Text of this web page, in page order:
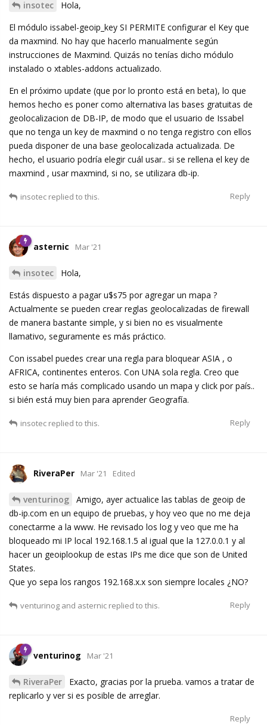
insotec
Hola,
El módulo issabel-geoip_key SI PERMITE configurar el Key que
da maxmind. No hay que hacerlo manualmente según
instrucciones de Maxmind. Quizás no tenías dicho módulo
instalado o xtables-addons actualizado.
En el próximo update (que por lo pronto está en beta), lo que
hemos hecho es poner como alternativa las bases gratuitas de
geolocalizacion de DB-IP, de modo que el usuario de Issabel
que no tenga un key de maxmind o no tenga registro con ellos
pueda disponer de una base geolocalizada actualizada. De
hecho, el usuario podría elegir cuál usar.. si se rellena el key de
maxmind , usar maxmind, si no, se utilizara db-ip.
Reply
insotec replied to this.
asternic Mar '21
insotec
Hola,
Estás dispuesto a pagar u$s75 por agregar un mapa ?
Actualmente se pueden crear reglas geolocalizadas de firewall
de manera bastante simple, y si bien no es visualmente
llamativo, seguramente es más práctico.
Con issabel puedes crear una regla para bloquear ASIA , o
AFRICA, continentes enteros. Con UNA sola regla. Creo que
esto se haría más complicado usando un mapa y click por país..
si bién está muy bien para aprender Geografía.
Reply
insotec replied to this.
RiveraPer Mar '21 Edited
venturinog
Amigo, ayer actualice las tablas de geoip de
db-ip.com en un equipo de pruebas, y hoy veo que no me deja
conectarme a la www. He revisado los log y veo que me ha
bloqueado mi IP local 192.168.1.5 al igual que la 127.0.0.1 y al
hacer un geoiplookup de estas IPs me dice que son de United
States.
Que yo sepa los rangos 192.168.x.x son siempre locales ¿NO?
Reply
venturinog and asternic replied to this.
venturinog Mar '21
RiveraPer
Exacto, gracias por la prueba. vamos a tratar de
replicarlo y ver si es posible de arreglar.
Reply